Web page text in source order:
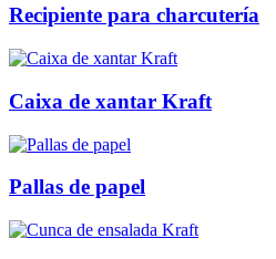
Recipiente para charcutería
Caixa de xantar Kraft
Pallas de papel